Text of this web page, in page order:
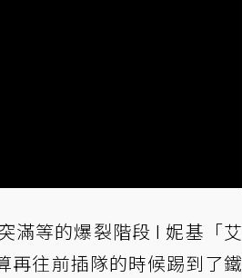
滿等的爆裂階段 I 妮基「艾
再往前插隊的時候踢到了鐵